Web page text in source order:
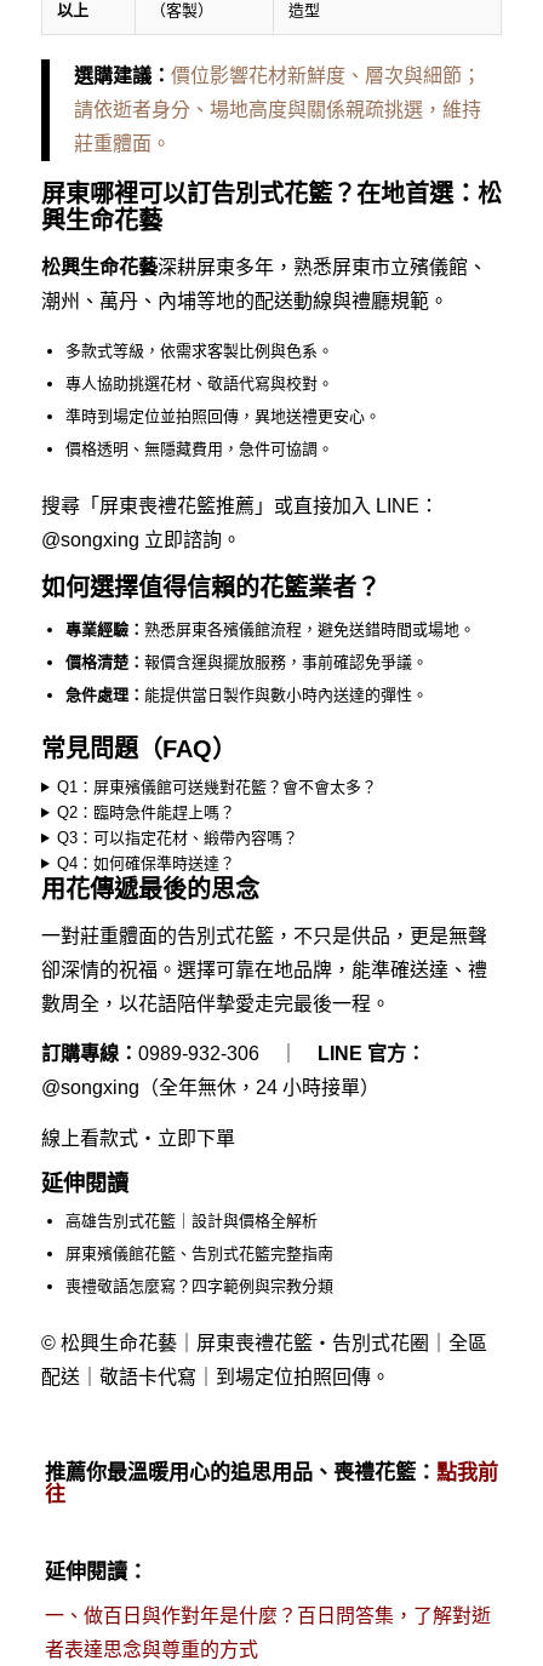
以上 （客製） 造型
選購建議： 價位影響花材新鮮度、層次與細節；
請依逝者身分、場地高度與關係親疏挑選，維持
莊重體面。
屏東哪裡可以訂告別式花籃？在地首選：松
興生命花藝
松興生命花藝深耕屏東多年，熟悉屏東市立殯儀館、
潮州、萬丹、內埔等地的配送動線與禮廳規範。
多款式等級，依需求客製比例與色系。
專人協助挑選花材、敬語代寫與校對。
準時到場定位並拍照回傳，異地送禮更安心。
價格透明、無隱藏費用，急件可協調。
搜尋「屏東喪禮花籃推薦」或直接加入 LINE：
@songxing 立即諮詢。
如何選擇值得信賴的花籃業者？
專業經驗： 熟悉屏東各殯儀館流程，避免送錯時間或場地。
價格清楚： 報價含運與擺放服務，事前確認免爭議。
急件處理： 能提供當日製作與數小時內送達的彈性。
常見問題（FAQ）
Q1：屏東殯儀館可送幾對花籃？會不會太多？
Q2：臨時急件能趕上嗎？
Q3：可以指定花材、緞帶內容嗎？
Q4：如何確保準時送達？
用花傳遞最後的思念
一對莊重體面的告別式花籃，不只是供品，更是無聲
卻深情的祝福。選擇可靠在地品牌，能準確送達、禮
數周全，以花語陪伴摯愛走完最後一程。
訂購專線： 0989-932-306｜
LINE 官方：
@songxing （全年無休，24 小時接單）
線上看款式・立即下單
延伸閱讀
高雄告別式花籃｜設計與價格全解析
屏東殯儀館花籃、告別式花籃完整指南
喪禮敬語怎麼寫？四字範例與宗教分類
© 松興生命花藝｜屏東喪禮花籃・告別式花圈｜全區
配送｜敬語卡代寫｜到場定位拍照回傳。
推薦你最溫暖用心的追思用品、喪禮花籃： 點我前
往
延伸閱讀：
一、 做百日與作對年是什麼？百日問答集，了解對逝
者表達思念與尊重的方式